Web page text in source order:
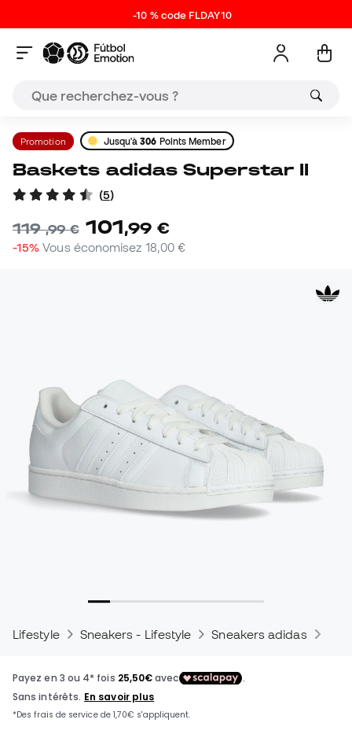
-10 % code FLDAY10
Promotion Jusqu'à306 Points Member
Baskets adidas Superstar II
(5)
119,99 € 101,99 €
-15% Vous économisez 18,00 €
Lifestyle Sneakers - Lifestyle Sneakers adidas